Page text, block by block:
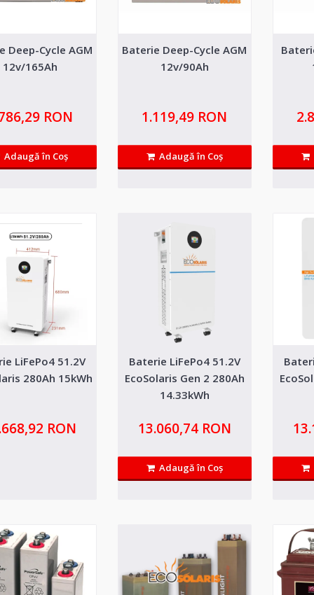
Acumulator Sistem fotovoltaic
*Pentru precomenzi aveti pret promotional si
luna februarie, p..
Baterie Deep-Cycle AGM 12v/
Baterie Deep-Cycle AGM 12v/165Ah Bateriile
scazuta fiind convenabil..
Baterie Deep-Cycle AGM 12v/
Baterie Deep-Cycle AGM 12v/90Ah Bateriile
Baterie Deep-Cycle gel 12v/
Baterie Deep-Cycle GEL 12v/220Ah Bateriile
fiind convenabil..
Deep-Cycle AGM
12v/165Ah
RON
Adaugă în Coş
Baterie Deep-Cycle AGM
12v/90Ah
1.119,49 RON
Adaugă în Coş
LiFePo4 51.2V
280Ah 15kWh
RON
Baterie LiFePo4 51.2V
EcoSolaris Gen 2 280Ah
14.33kWh
13.060,74 RON
Adaugă în Coş